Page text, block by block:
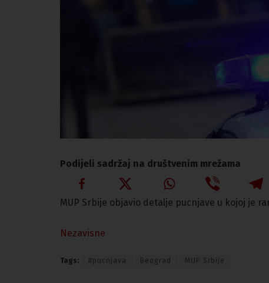
Podijeli sadržaj na društvenim mrežama
MUP Srbije objavio detalje pucnjave u kojoj je
Nezavisne
Tags: #pucnjava Beograd MUP Srbije